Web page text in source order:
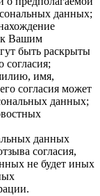
данных;
к Вашим
быть раскрыты
имя,
согласия может
данных;
данных
согласия,
не будет иных